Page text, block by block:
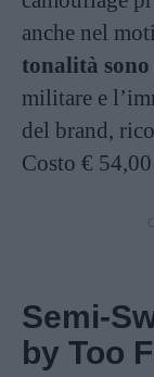
anche nel
tonalità
militare e
del brand,
Costo € 54,00
Semi-
by Too